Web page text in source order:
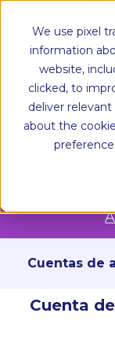
We use pixel
information
website,
clicked, to
deliver
about the
Ahorra de forma
rápido
Empiece a
altas, bajo
Cuentas de
Cuenta
Cuenta